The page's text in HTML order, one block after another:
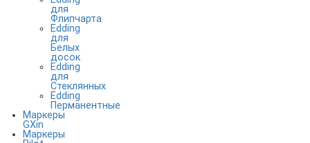
для
Флипчарта
Edding
для
Белых
досок
Edding
для
Стеклянных
Edding
Перманентные
Маркеры
GXin
Маркеры